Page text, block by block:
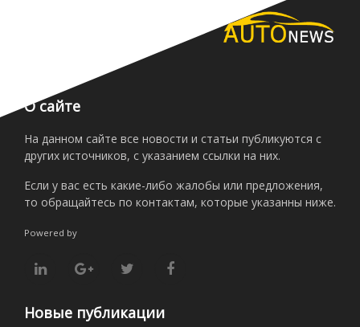
О сайте
На данном сайте все новости и статьи публикуются с
других источников, с указанием ссылки на них.
Если у вас есть какие-либо жалобы или предложения,
то обращайтесь по контактам, которые указанны ниже.
Powered by
Новые публикации